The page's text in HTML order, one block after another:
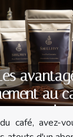
au
de
café, avez-